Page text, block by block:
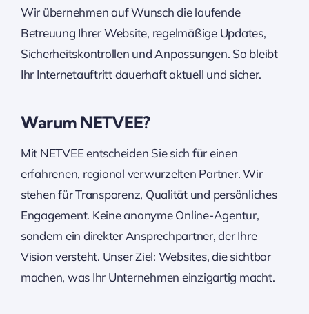
Wir übernehmen auf Wunsch die laufende
Betreuung Ihrer Website, regelmäßige Updates,
Sicherheitskontrollen und Anpassungen. So bleibt
Ihr Internetauftritt dauerhaft aktuell und sicher.
Warum NETVEE?
Mit NETVEE entscheiden Sie sich für einen
erfahrenen, regional verwurzelten Partner. Wir
stehen für Transparenz, Qualität und persönliches
Engagement. Keine anonyme Online-Agentur,
sondern ein direkter Ansprechpartner, der Ihre
Vision versteht. Unser Ziel: Websites, die sichtbar
machen, was Ihr Unternehmen einzigartig macht.